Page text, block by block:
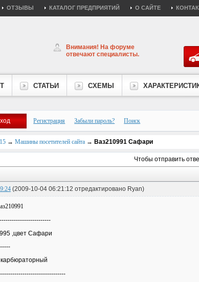
ОТЗЫВЫ КАТАЛОГ ПРЕДПРИЯТИЙ О САЙТЕ
Внимания! На форуме
отвечают специалисты.
СТАТЬИ СХЕМЫ
Регистрация Забыли пароль? Поиск
→ Машины посетителей сайта → Ваз210991 Сафари
Чтобы отправить
(2009-10-04 06:21:12 отредактировано Ryan)
,цвет Сафари
карбюраторный